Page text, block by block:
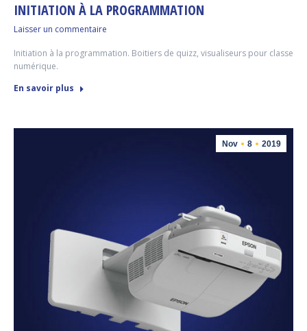
INITIATION À LA PROGRAMMATION
Laisser un commentaire
Initiation à la programmation. Boitiers de quizz, visualiseurs pour classe
numérique.
En savoir plus
Nov 8 2019